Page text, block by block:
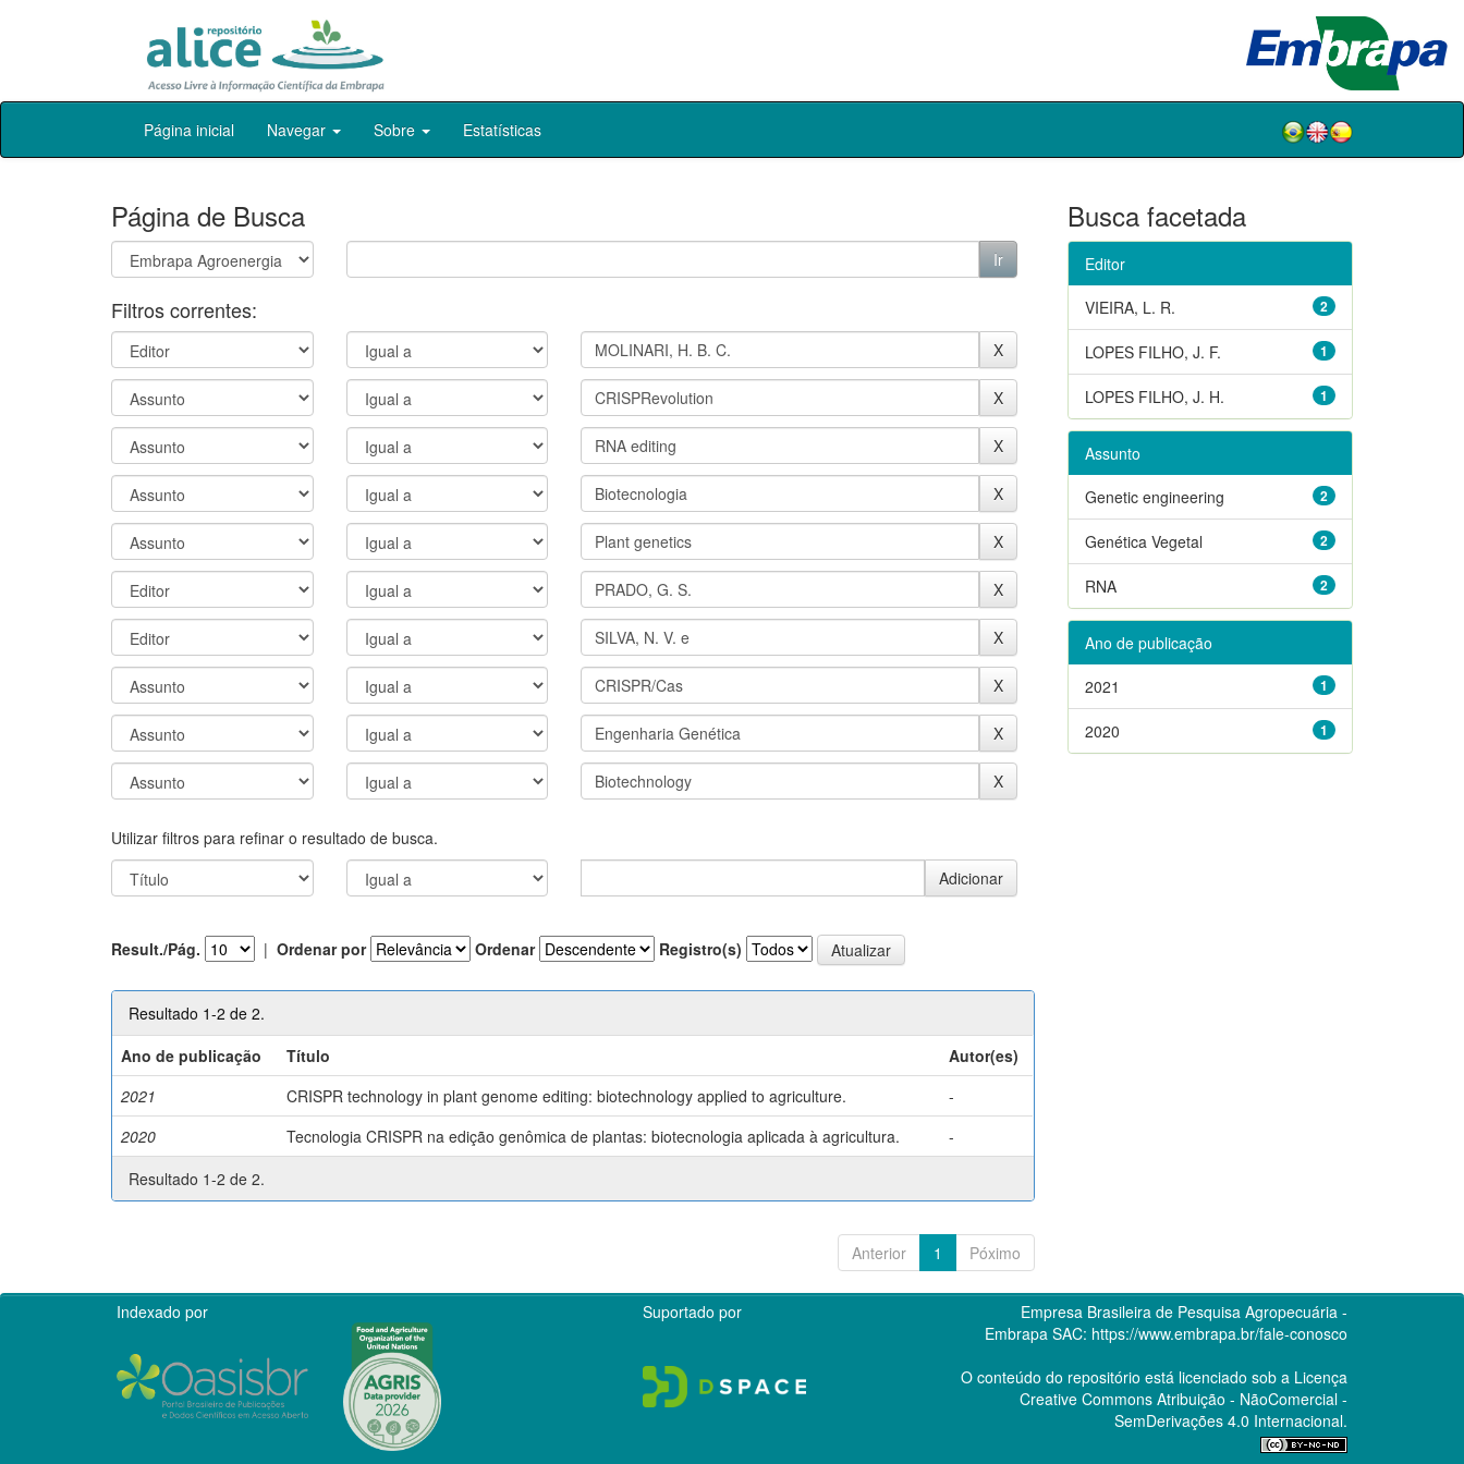
Skip
Página inicial Navegar Sobre Estatísticas
Página de Busca
Filtros correntes:
Utilizar filtros para refinar o resultado de busca.
Result./Pág. | Ordenar por Ordenar Registro(s)
Resultado 1-2 de 2.
Ano de publicação
Título
Autor(es)
2021
CRISPR technology in plant genome editing: biotechnology applied to agriculture.
-
2020
Tecnologia CRISPR na edição genômica de plantas: biotecnologia aplicada à agricultura.
-
Resultado 1-2 de 2.
Anterior 1 Póximo
Busca facetada
Editor
2
VIEIRA, L. R.
1
LOPES FILHO, J. F.
1
LOPES FILHO, J. H.
Assunto
2
Genetic engineering
2
Genética Vegetal
2
RNA
Ano de publicação
1
2021
1
2020
Indexado por Suportado por
Empresa Brasileira de Pesquisa Agropecuária -
Embrapa SAC: https://www.embrapa.br/fale-conosco
O conteúdo do repositório está licenciado sob a Licença
Creative CommonsAtribuição - NãoComercial -
SemDerivações 4.0 Internacional.